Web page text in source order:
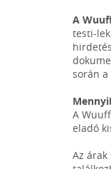
A
testi-
során a
A
eladó
Az